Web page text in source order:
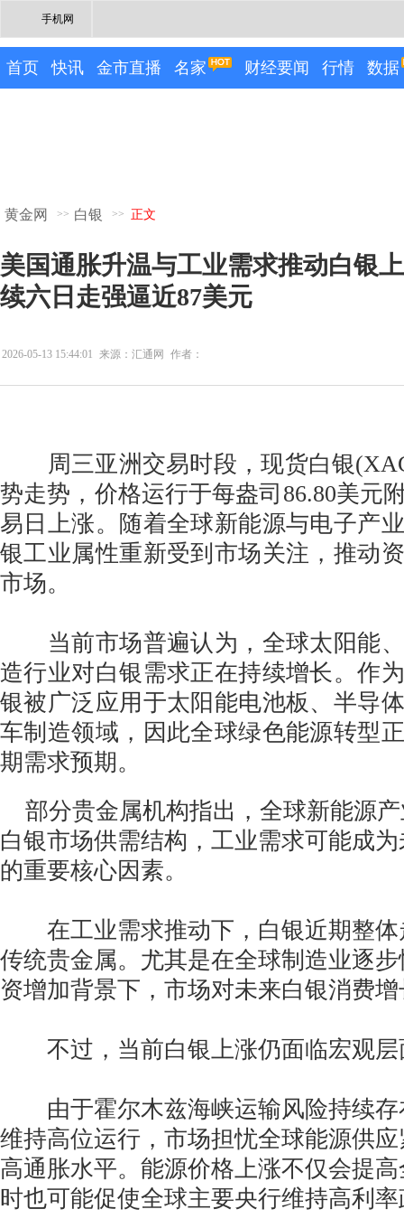
手机网
首页 快讯 金市直播 名家 财经要闻 行情 数据
黄金网 >> 白银 >> 正文
美国通胀升温与工业需求推动白银
续六日走强逼近87美元
2026-05-13 15:44:01 来源：汇通网 作者：
周三亚洲交易时段，现货白银
势走势，价格运行于每盎司86.80美元
易日上涨。随着全球新能源与电子产
银工业属性重新受到市场关注，推动
市场。
当前市场普遍认为，全球太阳能、
造行业对白银需求正在持续增长。作
银被广泛应用于太阳能电池板、半导
车制造领域，因此全球绿色能源转型
期需求预期。
部分贵金属机构指出，全球新能源
白银市场供需结构，工业需求可能成
的重要核心因素。
在工业需求推动下，白银近期整体
传统贵金属。尤其是在全球制造业逐
资增加背景下，市场对未来白银消费
不过，当前白银上涨仍面临宏观层
由于霍尔木兹海峡运输风险持续存
维持高位运行，市场担忧全球能源供
高通胀水平。能源价格上涨不仅会提
时也可能促使全球主要央行维持高利